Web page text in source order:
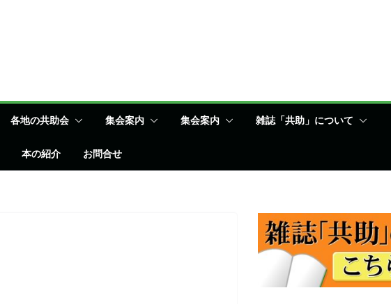
各地の共助会 集会案内 集会案内 雑誌「共助」について
本の紹介 お問合せ